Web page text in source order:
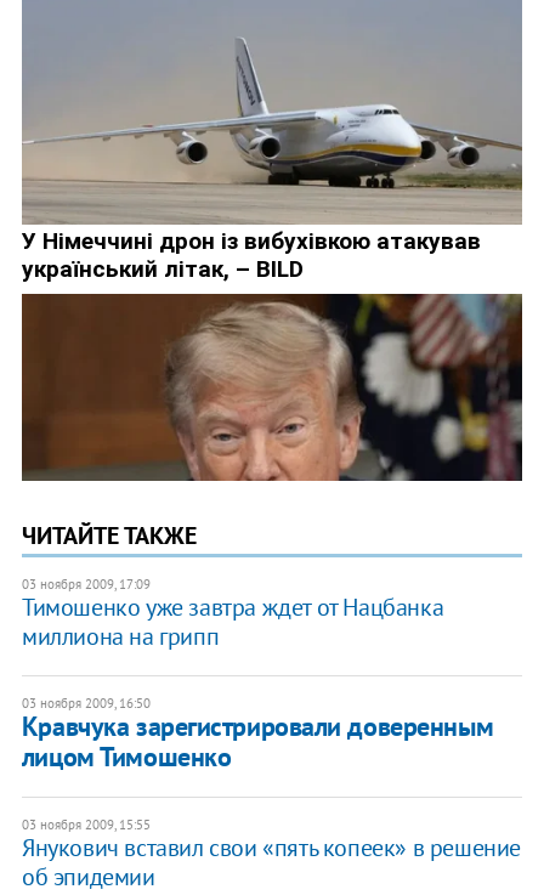
ЧИТАЙТЕ ТАКЖЕ
03 ноября 2009, 17:09
Тимошенко уже завтра ждет от Нацбанка
миллиона на грипп
03 ноября 2009, 16:50
Кравчука зарегистрировали доверенным
лицом Тимошенко
03 ноября 2009, 15:55
Янукович вставил свои «пять копеек» в решение
об эпидемии